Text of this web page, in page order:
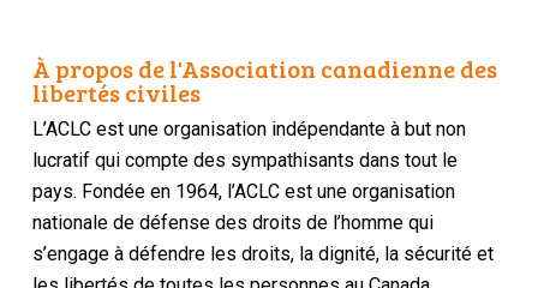
À propos de l'Association canadienne des
libertés civiles
L’ACLC est une organisation indépendante à but non
lucratif qui compte des sympathisants dans tout le
pays. Fondée en 1964, l’ACLC est une organisation
nationale de défense des droits de l’homme qui
s’engage à défendre les droits, la dignité, la sécurité et